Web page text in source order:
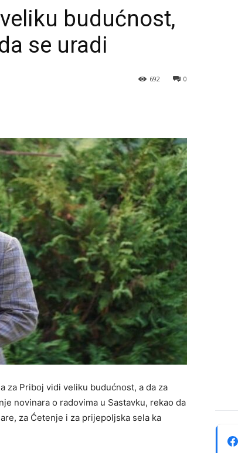
budućnost,
se uradi
0
692
za Priboj vidi veliku budućnost, a da za
novinara o radovima u Sastavku, rekao da
za Ćetenje i za prijepoljska sela ka